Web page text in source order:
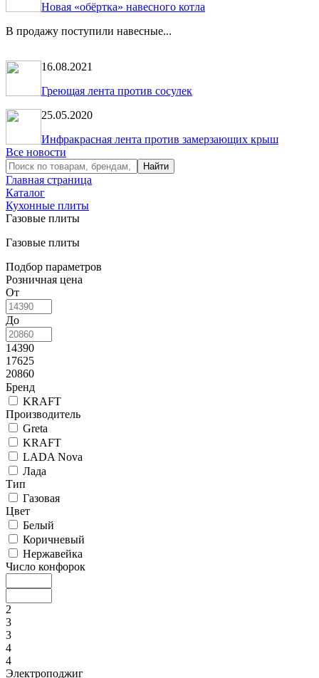
Новая «обёртка» навесного котла
В продажу поступили навесные...
16.08.2021
Греющая лента против сосулек
25.05.2020
Инфракрасная лента против замерзающих крыш
Все новости
Главная страница
Каталог
Кухонные плиты
Газовые плиты
Газовые плиты
Подбор параметров
Розничная цена
От
До
14390
17625
20860
Бренд
KRAFT
Производитель
Greta
KRAFT
LADA Nova
Лада
Тип
Газовая
Цвет
Белый
Коричневый
Нержавейка
Число конфорок
2
3
3
4
4
Электроподжиг